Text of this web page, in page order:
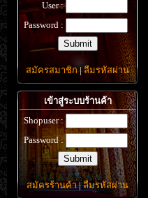
User :
Password :
สมัครสมาชิก|ลืมรหัสผ่าน
เข้าสู่ระบบร้านค้า
Shopuser :
Password :
สมัครร้านค้า|ลืมรหัสผ่าน